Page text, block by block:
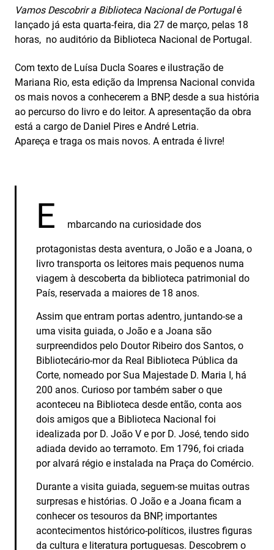
Vamos Descobrir a Biblioteca Nacional de Portugalé
lançado já esta quarta-feira, dia 27 de março, pelas 18
horas, no auditório da Biblioteca Nacional de Portugal.
Com texto de Luísa Ducla Soares e ilustração de
Mariana Rio, esta edição da Imprensa Nacional convida
os mais novos a conhecerem a BNP, desde a sua história
ao percurso do livro e do leitor. A apresentação da obra
está a cargo de Daniel Pires e André Letria.
Apareça e traga os mais novos. A entrada é livre!
E mbarcando na curiosidade dos
protagonistas desta aventura, o João e a Joana, o
livro transporta os leitores mais pequenos numa
viagem à descoberta da biblioteca patrimonial do
País, reservada a maiores de 18 anos.
Assim que entram portas adentro, juntando-se a
uma visita guiada, o João e a Joana são
surpreendidos pelo Doutor Ribeiro dos Santos, o
Bibliotecário-mor da Real Biblioteca Pública da
Corte, nomeado por Sua Majestade D. Maria I, há
200 anos. Curioso por também saber o que
aconteceu na Biblioteca desde então, conta aos
dois amigos que a Biblioteca Nacional foi
idealizada por D. João V e por D. José, tendo sido
adiada devido ao terramoto. Em 1796, foi criada
por alvará régio e instalada na Praça do Comércio.
Durante a visita guiada, seguem-se muitas outras
surpresas e histórias. O João e a Joana ficam a
conhecer os tesouros da BNP, importantes
acontecimentos histórico‑políticos, ilustres figuras
da cultura e literatura portuguesas. Descobrem o